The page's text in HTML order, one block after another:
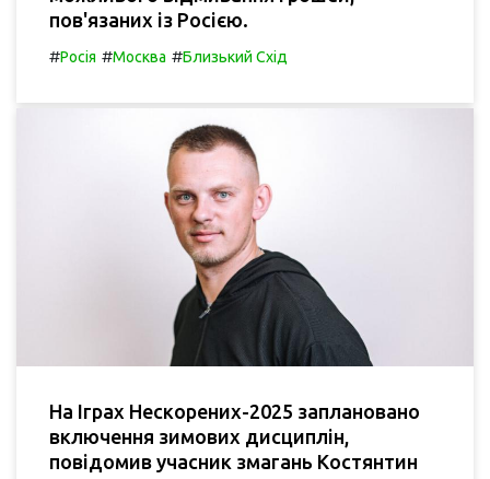
пов'язаних із Росією.
#Росія #Москва #Близький Схід
На Іграх Нескорених-2025 заплановано
включення зимових дисциплін,
повідомив учасник змагань Костянтин